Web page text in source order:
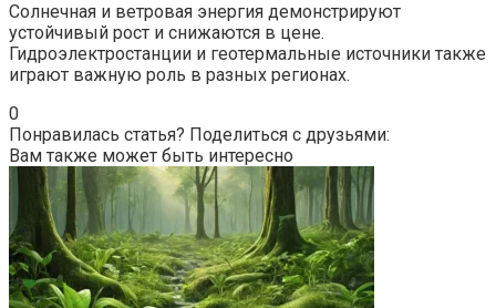
Солнечная и ветровая энергия демонстрируют
устойчивый рост и снижаются в цене.
Гидроэлектростанции и геотермальные источники также
играют важную роль в разных регионах.
0
Понравилась статья? Поделиться с друзьями:
Вам также может быть интересно